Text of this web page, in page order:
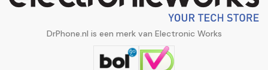
DrPhone.nl is een merk van Electronic Works